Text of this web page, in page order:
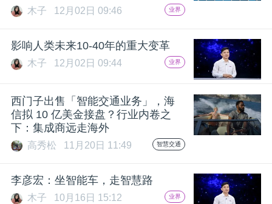
题
搞
机
木子 12月02日 09:46 业界
影响人类未来10-40年的重大变革
木子 12月02日 09:44 业界
西门子出售「智能交通业务」，海
信拟 10 亿美金接盘？行业内卷之
下：集成商远走海外
高秀松 11月20日 11:49 智慧交通
李彦宏：坐智能车，走智慧路
木子 10月16日 15:12 业界